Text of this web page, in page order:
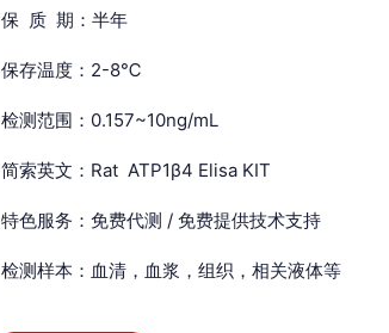
保 质 期：半年
保存温度：2-8℃
检测范围：0.157~10ng/mL
简索英文：Rat ATP1β4 Elisa KIT
特色服务：免费代测 / 免费提供技术支持
检测样本：血清，血浆，组织，相关液体等